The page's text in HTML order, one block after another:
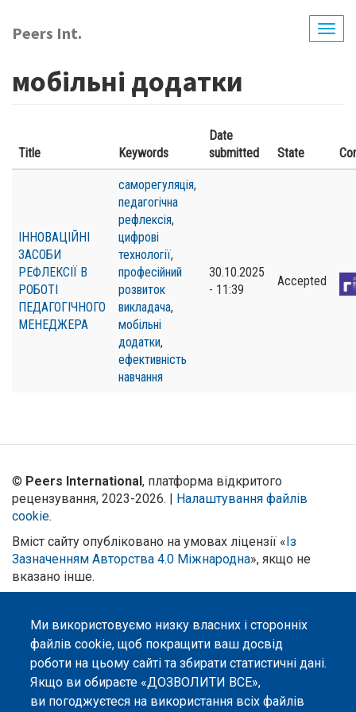
до
основного
Peers Int.
мобільні додатки
Title Keywords
Date
submitted
State
ІННОВАЦІЙНІ
ЗАСОБИ
РЕФЛЕКСІЇ В
РОБОТІ
ПЕДАГОГІЧНОГО
МЕНЕДЖЕРА
саморегуляція,
педагогічна
рефлексія,
цифрові
технології,
професійний
розвиток
викладача,
мобільні
додатки,
ефективність
навчання
30.10.2025
- 11:39
Accepted
Ми використовуємо низку власних і сторонніх
файлів cookie, щоб покращити ваш досвід
роботи на цьому сайті та збирати статистичні дані.
Якщо ви обираєте «ДОЗВОЛИТИ ВСЕ»,
ви погоджуєтеся на використання всіх файлів
© Peers International, платформа відкритого
рецензування, 2023-2026. | Налаштування файлів
cookie.
Вміст сайту опубліковано на умовах ліцензії «Із
Зазначенням Авторства 4.0 Міжнародна», якщо не
вказано інше.
рецензування Peers International
була розроблена та підтримується
за сприяння Програми Європейського Союзу Erasmus+ у межах проєкту
OPTIMA (618940-EPP-1-2020-1-UA-EPPKA2-CBHE-JP). Підтримка
Єврокомісією створення цього вебсайту не означає схвалення його
змісту, який відображає виключно погляди авторів. Єврокомісія не
несе відповідальності за будь-яке використання інформації, розміщеної